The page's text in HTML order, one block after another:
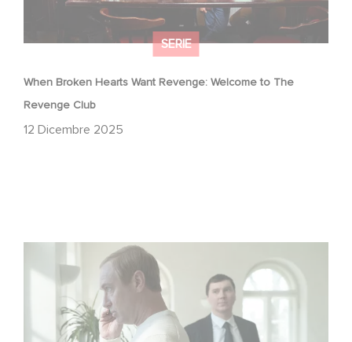
SERIE
When Broken Hearts Want Revenge: Welcome to The
Revenge Club
12 Dicembre 2025
Between power, secrets, and manipulation, discover
who is really pulling the strings.